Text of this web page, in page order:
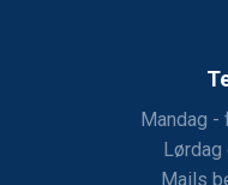
Mandag -
Mails